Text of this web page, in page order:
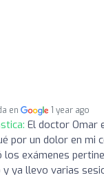
en 1 year ago
El doctor Omar
por un dolor en mi
los exámenes
ya llevo varias